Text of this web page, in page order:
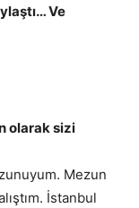
Ve
olarak sizi
Mezun
İstanbul